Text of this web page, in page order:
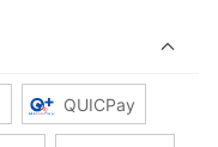
QUICPay